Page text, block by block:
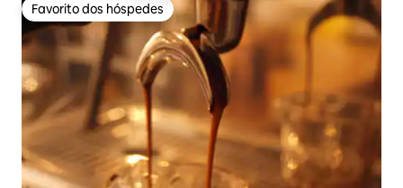
Favorito dos hóspedes
Favorito dos hóspedes